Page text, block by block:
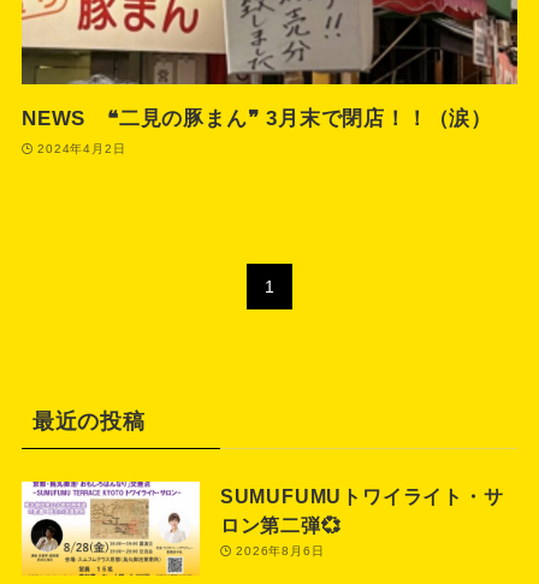
NEWS ❝二見の豚まん❞ 3月末で閉店！！（涙）
2024年4月2日
1
最近の投稿
SUMUFUMUトワイライト・サ
ロン第二弾💞
2026年8月6日